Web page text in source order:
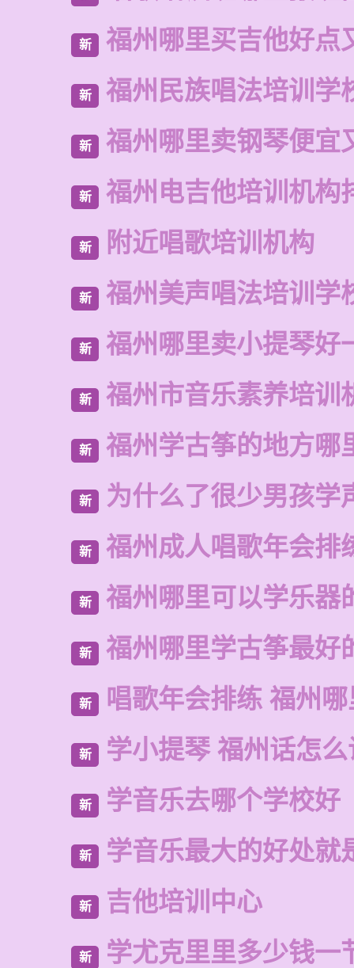
新 福州哪里买吉他好点
新 福州民族唱法培训学
新 福州哪里卖钢琴便宜
新 福州电吉他培训机构
新 附近唱歌培训机构
新 福州美声唱法培训学
新 福州哪里卖小提琴好
新 福州市音乐素养培训
新 福州学古筝的地方哪
新 为什么了很少男孩学
新 福州成人唱歌年会排
新 福州哪里可以学乐器
新 福州哪里学古筝最好
新 唱歌年会排练 福州
新 学小提琴 福州话怎
新 学音乐去哪个学校好
新 学音乐最大的好处就
新 吉他培训中心
新 学尤克里里多少钱一